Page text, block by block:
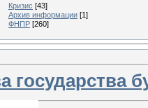
Кризис [43]
Архив информации [1]
ФНПР [260]